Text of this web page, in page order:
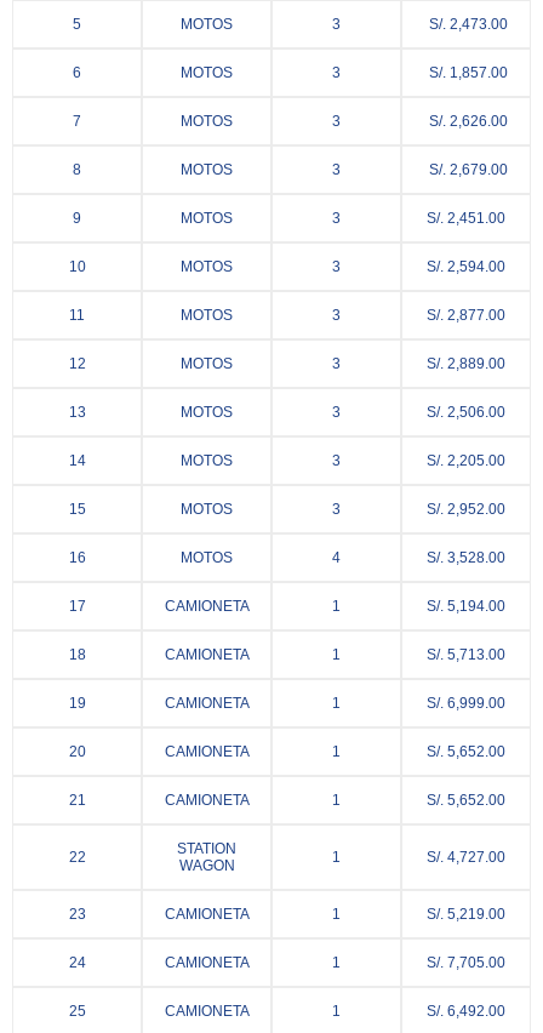
5 MOTOS 3 S/. 2,473.00
6 MOTOS 3 S/. 1,857.00
7 MOTOS 3 S/. 2,626.00
8 MOTOS 3 S/. 2,679.00
9 MOTOS 3 S/. 2,451.00
10 MOTOS 3 S/. 2,594.00
11 MOTOS 3 S/. 2,877.00
12 MOTOS 3 S/. 2,889.00
13 MOTOS 3 S/. 2,506.00
14 MOTOS 3 S/. 2,205.00
15 MOTOS 3 S/. 2,952.00
16 MOTOS 4 S/. 3,528.00
17 CAMIONETA 1 S/. 5,194.00
18 CAMIONETA 1 S/. 5,713.00
19 CAMIONETA 1 S/. 6,999.00
20 CAMIONETA 1 S/. 5,652.00
21 CAMIONETA 1 S/. 5,652.00
22
STATION
WAGON
1 S/. 4,727.00
23 CAMIONETA 1 S/. 5,219.00
24 CAMIONETA 1 S/. 7,705.00
25 CAMIONETA 1 S/. 6,492.00